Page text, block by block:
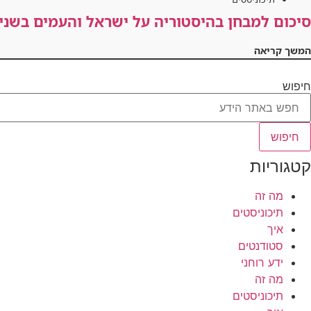
סיכום למבחן בהיסטוריה על ישראל והעמים בשנים 1870-
המשך קריאה
חיפוש
חיפוש
קטגוריות
מה זה
תיכוניסטים
איך
סטודנטים
ידע רוחני
מה זה
תיכוניסטים